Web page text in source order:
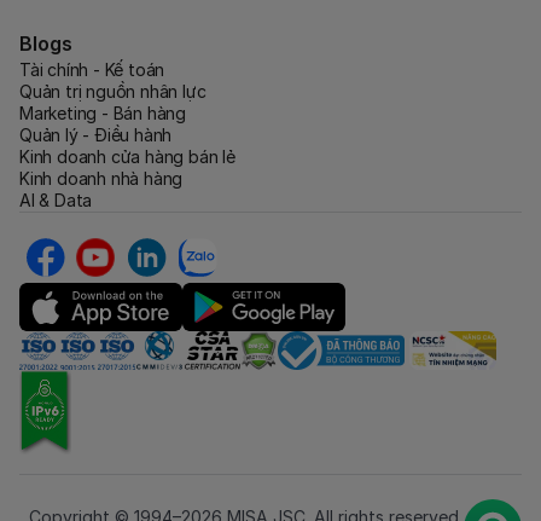
Blogs
Tài chính - Kế toán
Quản trị nguồn nhân lực
Marketing - Bán hàng
Quản lý - Điều hành
Kinh doanh cửa hàng bán lẻ
Kinh doanh nhà hàng
AI & Data